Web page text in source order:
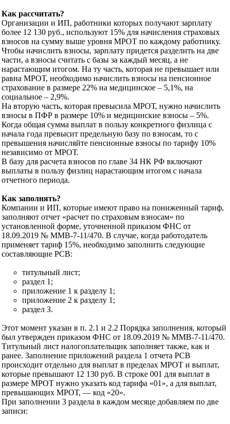
Как рассчитать?
Организации и ИП, работники которых получают зарплату
более 12 130 руб., используют 15% для начисления страховых
взносов на сумму выше уровня МРОТ по каждому работнику.
Чтобы начислить взносы, зарплату придется разделить на две
части, а взносы считать с базы за каждый месяц, а не
нарастающим итогом. На ту часть, которая не превышает или
равна МРОТ, необходимо начислить взносы на пенсионное
страхование в размере 22% на медицинское – 5,1%, на
социальное – 2,9%.
На вторую часть, которая превысила МРОТ, нужно начислить
взносы в ПФР в размере 10% и медицинские взносы – 5%.
Когда общая сумма выплат в пользу конкретного физлица с
начала года превысит предельную базу по взносам, то с
превышения начисляйте пенсионные взносы по тарифу 10%
независимо от МРОТ.
В базу для расчета взносов по главе 34 НК РФ включают
выплаты в пользу физлиц нарастающим итогом с начала
отчетного периода.
Как заполнять?
Компании и ИП, которые имеют право на пониженный тариф,
заполняют отчет «расчет по страховым взносам» по
установленной форме, уточненной приказом ФНС от
18.09.2019 № ММВ-7-11/470. В случае, когда работодатель
применяет тариф 15%, необходимо заполнить следующие
составляющие РСВ:
титульный лист;
раздел 1;
приложение 1 к разделу 1;
приложение 2 к разделу 1;
раздел 3.
Этот момент указан в п. 2.1 и 2.2 Порядка заполнения, который
был утвержден приказом ФНС от 18.09.2019 № ММВ-7-11/470.
Титульный лист налогоплательщик заполняет также, как и
ранее. Заполнение приложений раздела 1 отчета РСВ
происходит отдельно для выплат в пределах МРОТ и выплат,
которые превышают 12 130 руб. В строке 001 для выплат в
размере МРОТ нужно указать код тарифа «01», а для выплат,
превышающих МРОТ, — код «20».
При заполнении 3 раздела в каждом месяце добавляем по две
записи: